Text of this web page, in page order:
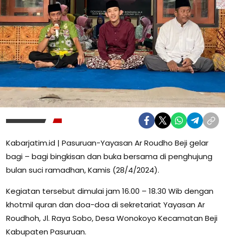
Kabarjatim.id | Pasuruan-Yayasan Ar Roudho Beji gelar
bagi – bagi bingkisan dan buka bersama di penghujung
bulan suci ramadhan, Kamis (28/4/2024).
Kegiatan tersebut dimulai jam 16.00 – 18.30 Wib dengan
khotmil quran dan doa-doa di sekretariat Yayasan Ar
Roudhoh, Jl. Raya Sobo, Desa Wonokoyo Kecamatan Beji
Kabupaten Pasuruan.